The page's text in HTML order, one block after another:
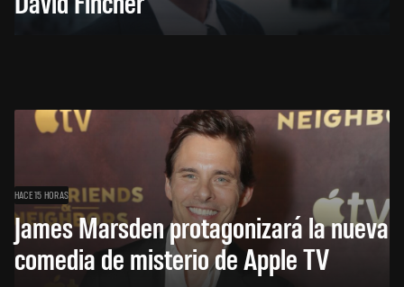
HACE 15 HORAS
James Marsden protagonizará la nueva
comedia de misterio de Apple TV